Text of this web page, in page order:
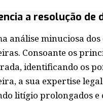
a resolução de
análise minuciosa
Consoante os
identificando os
a sua expertise
litígio prolongados e